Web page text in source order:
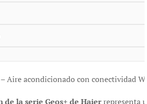
– Aire acondicionado con conectividad
la serie Geos+ de Haierrepresenta